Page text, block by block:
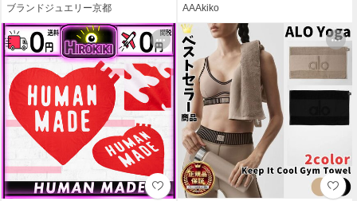
ブランドジュエリー京都 AAAkiko